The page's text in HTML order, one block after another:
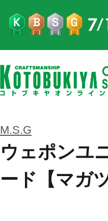
M.S.G
ウェポンユ
ード【マガ